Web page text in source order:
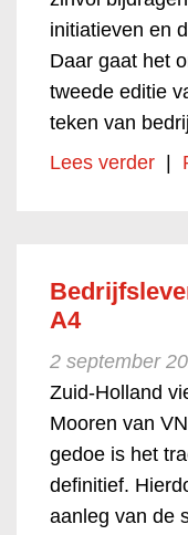
initiatieven en
Daar gaat het
tweede editie
teken van
Lees verder
A4
2 september
Zuid-Holland
Mooren van
gedoe is het
definitief.
aanleg van de